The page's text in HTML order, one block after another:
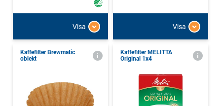
Visa Visa
Kaffefilter Brewmatic
oblekt
Kaffefilter MELITTA
Original 1x4